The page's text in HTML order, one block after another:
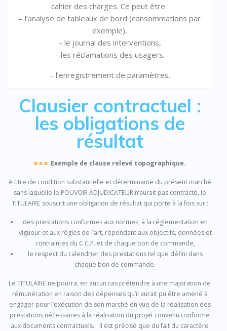
cahier des charges. Ce peut être :
– l’analyse de tableaux de bord (consommations par
exemple),
– le journal des interventions,
– les réclamations des usagers,
– l’enregistrement de paramètres.
Clausier contractuel :
les obligations de
résultat
■ ■ ■ Exemple de clause relevé topographique.
A titre de condition substantielle et déterminante du présent marché
sans laquelle le POUVOIR ADJUDICATEUR n’aurait pas contracté, le
TITULAIRE souscrit une obligation de résultat qui porte à la fois sur :
des prestations conformes aux normes, à la réglementation en
vigueur et aux règles de l’art, répondant aux objectifs, données et
contraintes du C.C.P. et de chaque bon de commande,
le respect du calendrier des prestations tel que défini dans
chaque bon de commande.
Le TITULAIRE ne pourra, en aucun cas prétendre à une majoration de
rémunération en raison des dépenses qu’il aurait pu être amené à
engager pour l’exécution de son marché en vue de la réalisation des
prestations nécessaires à la réalisation du projet convenu conforme
aux documents contractuels. Il est précisé que du fait du caractère